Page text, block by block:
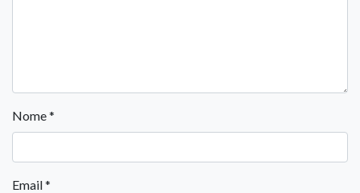
Nome*
Email*